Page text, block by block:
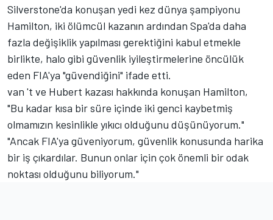
Silverstone'da konuşan yedi kez dünya şampiyonu
Hamilton, iki ölümcül kazanın ardından Spa'da daha
fazla değişiklik yapılması gerektiğini kabul etmekle
birlikte, halo gibi güvenlik iyileştirmelerine öncülük
eden FIA'ya "güvendiğini" ifade etti.
van 't ve Hubert kazası hakkında konuşan Hamilton,
"Bu kadar kısa bir süre içinde iki genci kaybetmiş
olmamızın kesinlikle yıkıcı olduğunu düşünüyorum."
"Ancak FIA'ya güveniyorum, güvenlik konusunda harika
bir iş çıkardılar. Bunun onlar için çok önemli bir odak
noktası olduğunu biliyorum."